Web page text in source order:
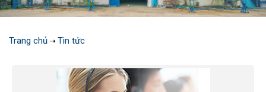
Trang chủ ➝ Tin tức